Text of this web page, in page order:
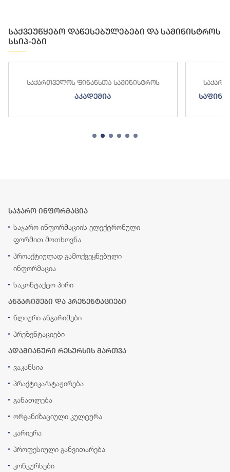
საქვეუწყებო დაწესებულებები და სამინისტროს
სსიპ-ები
საქართველოს ფინანსთა სამინისტროს
აკადემია
საჯარო ინფორმაცია
საჯარო ინფორმაციის ელექტრონული
ფორმით მოთხოვნა
პროაქტიულად გამოქვეყნებული
ინფორმაცია
საკონტაქტო პირი
ანგარიშები და პრეზენტაციები
წლიური ანგარიშები
პრეზენტაციები
ადამიანური რესურსის მართვა
ვაკანსია
პრაქტიკა/სტაჟირება
განათლება
ორგანიზაციული კულტურა
კარიერა
პროფესიული განვითარება
კონკურსები